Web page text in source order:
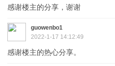
感谢楼主的分享，谢谢
guowenbo1
2022-1-17 14:12:49
感谢楼主的热心分享。